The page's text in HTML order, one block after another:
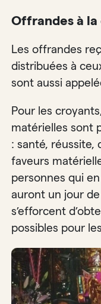
Offrandes à
Les offrandes
distribuées à
sont aussi
Pour les
matérielles sont
: santé, réussite,
faveurs
personnes qui
auront un jour
s’efforcent
possibles pour